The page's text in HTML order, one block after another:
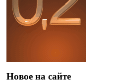
Новое на сайте